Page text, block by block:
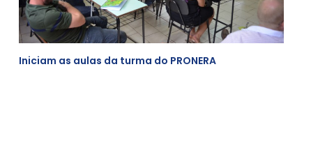
Iniciam as aulas da turma do PRONERA